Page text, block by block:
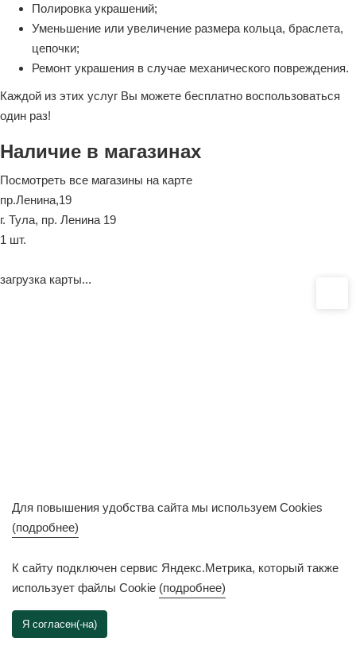
Полировка украшений;
Уменьшение или увеличение размера кольца, браслета,
цепочки;
Ремонт украшения в случае механического повреждения.
Каждой из этих услуг Вы можете бесплатно воспользоваться
один раз!
Наличие в магазинах
Посмотреть все магазины на карте
пр.Ленина,19
г. Тула, пр. Ленина 19
1 шт.
загрузка карты...
Для повышения удобства сайта мы используем Cookies
(подробнее)
К сайту подключен сервис Яндекс.Метрика, который также
использует файлы Cookie (подробнее)
Я согласен(-на)